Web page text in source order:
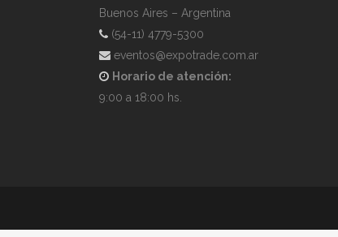
Buenos Aires – Argentina
(54-11) 4779-5300
eventos@expotrade.com.ar
Horario de atención:
9:00 a 18:00 hs.